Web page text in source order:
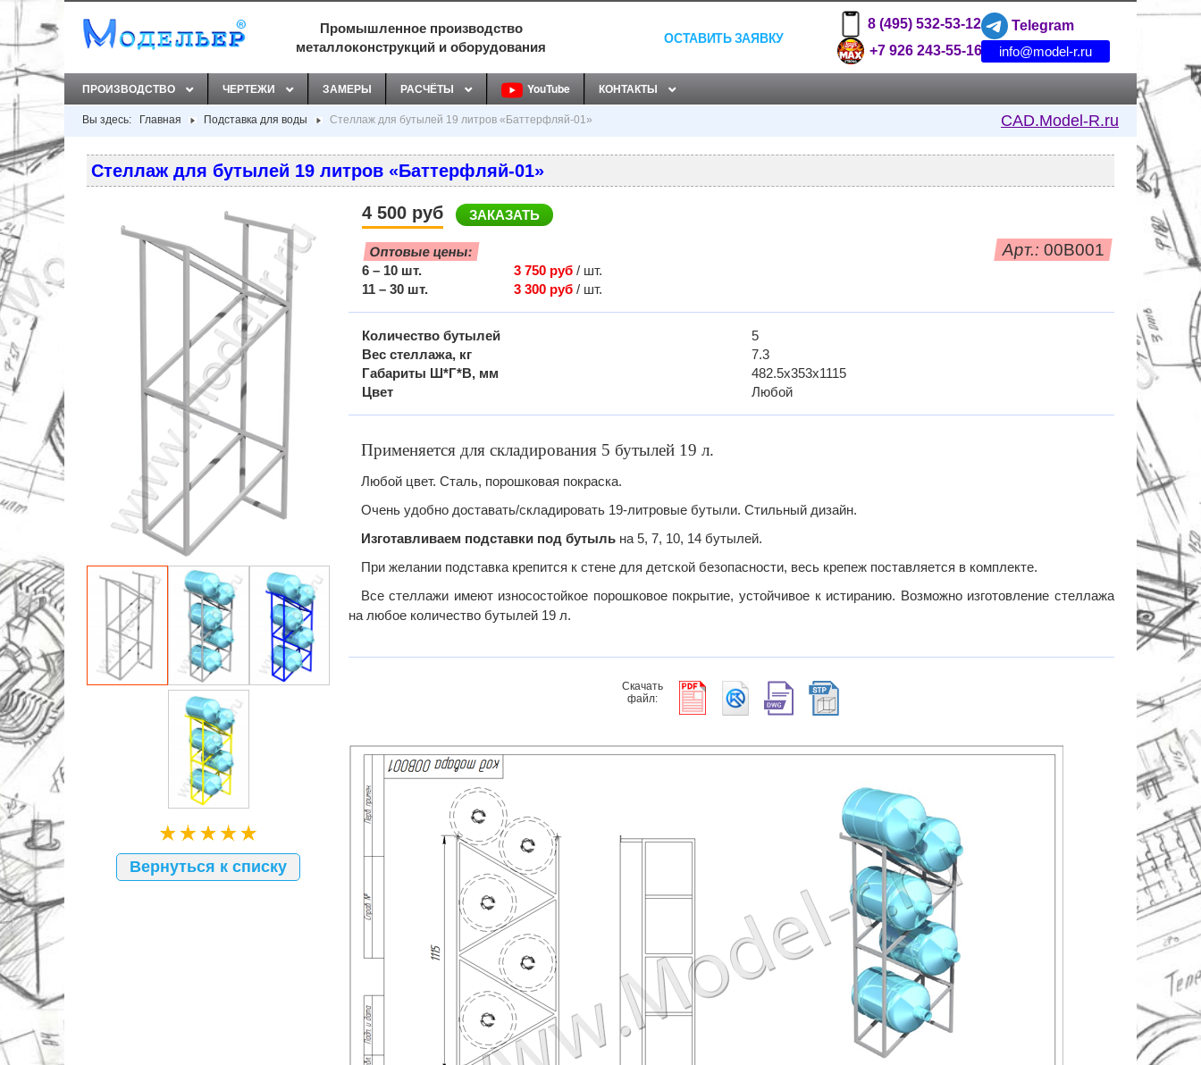
Промышленное производство
металлоконструкций и оборудования
ОСТАВИТЬ ЗАЯВКУ
8 (495) 532-53-12
+7 926 243-55-16
Telegram
info@model-r.ru
ПРОИЗВОДСТВО ЧЕРТЕЖИ ЗАМЕРЫ РАСЧЁТЫ YouTube КОНТАКТЫ
Вы здесь: Главная Подставка для воды Стеллаж для бутылей 19 литров «Баттерфляй-01» CAD.Model-R.ru
Стеллаж для бутылей 19 литров «Баттерфляй-01»
Вернуться к списку
Арт.:00B001
4 500 руб ЗАКАЗАТЬ
Оптовые цены:
6 – 10 шт.
3 750 руб / шт.
11 – 30 шт.
3 300 руб / шт.
Количество бутылей
5
Вес стеллажа, кг
7.3
Габариты Ш*Г*В, мм
482.5х353х1115
Цвет
Любой
Применяется для складирования 5 бутылей 19 л.
Любой цвет. Сталь, порошковая покраска.
Очень удобно доставать/складировать 19-литровые бутыли. Стильный дизайн.
Изготавливаем подставки под бутыльна 5, 7, 10, 14 бутылей.
При желании подставка крепится к стене для детской безопасности, весь крепеж поставляется в комплекте.
Все стеллажи имеют износостойкое порошковое покрытие, устойчивое к истиранию. Возможно изготовление стеллажа
на любое количество бутылей 19 л.
Скачать
файл: